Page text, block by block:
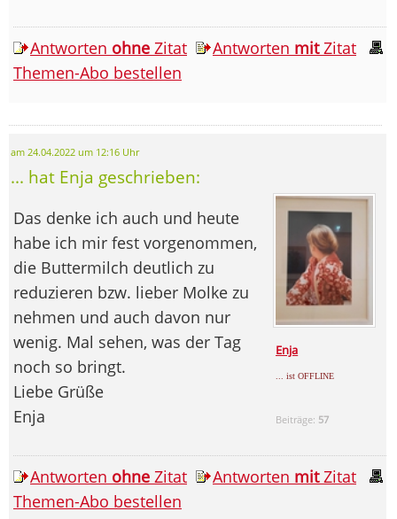
Antworten ohne Zitat Antworten mitZitat
Themen-Abo bestellen
am 24.04.2022 um 12:16 Uhr
... hat Enja geschrieben:
Enja
... ist OFFLINE
Beiträge: 57
Das denke ich auch und heute
habe ich mir fest vorgenommen,
die Buttermilch deutlich zu
reduzieren bzw. lieber Molke zu
nehmen und auch davon nur
wenig. Mal sehen, was der Tag
noch so bringt.
Liebe Grüße
Enja
Antworten ohne Zitat Antworten mitZitat
Themen-Abo bestellen